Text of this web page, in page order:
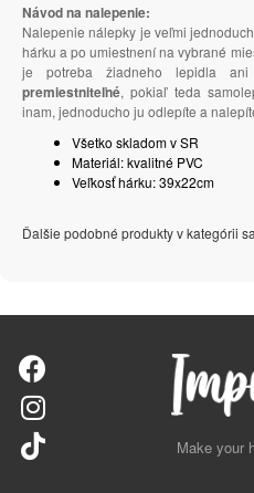
Návod na nalepenie:
Nalepenie nálepky je veľmi
hárku a po umiestnení na vybrané
je potreba žiadneho lepidla ani
premiestniteľné, pokiaľ teda
inam, jednoducho ju odlepíte a
Všetko skladom v SR
Materiál: kvalitné PVC
Veľkosť hárku: 39x22cm
Ďalšie podobné produkty v kategórii
Make your